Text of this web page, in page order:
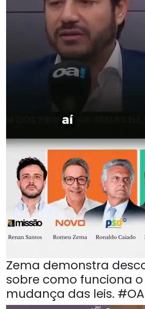
Zema demonstra
sobre como funciona
mudança das leis.